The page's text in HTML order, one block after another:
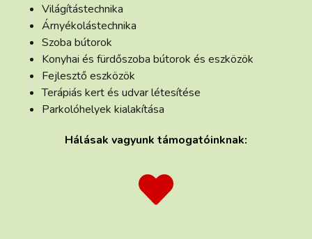
Világítástechnika
Árnyékolástechnika
Szoba bútorok
Konyhai és fürdőszoba bútorok és eszközök
Fejlesztő eszközök
Terápiás kert és udvar létesítése
Parkolóhelyek kialakítása
Hálásak vagyunk támogatóinknak: